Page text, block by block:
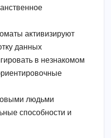
активизируют
данных
в незнакомом
людьми
способности и